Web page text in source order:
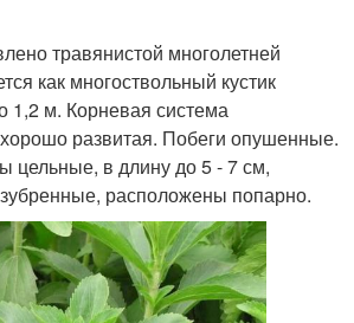
травянистой многолетней
как многоствольный кустик
1,2 м. Корневая система
хорошо развитая. Побеги опушенные.
цельные, в длину до 5 - 7 см,
расположены попарно.